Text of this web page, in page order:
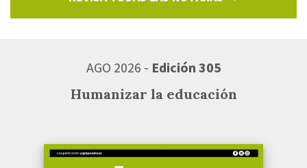
AGO 2026 - Edición 305
Humanizar la educación